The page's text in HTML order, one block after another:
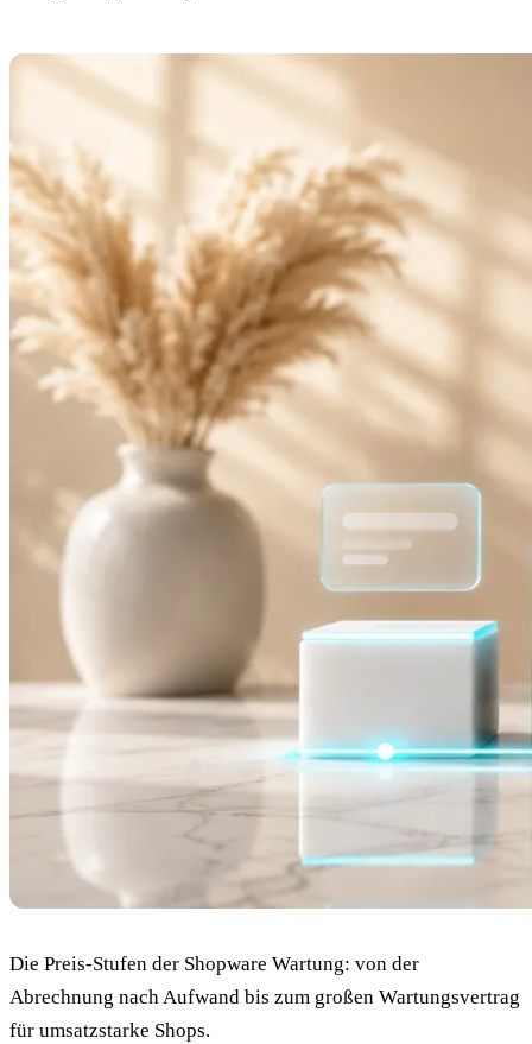
Die Preis-Stufen der Shopware Wartung: von der
Abrechnung nach Aufwand bis zum großen Wartungsvertrag
für umsatzstarke Shops.